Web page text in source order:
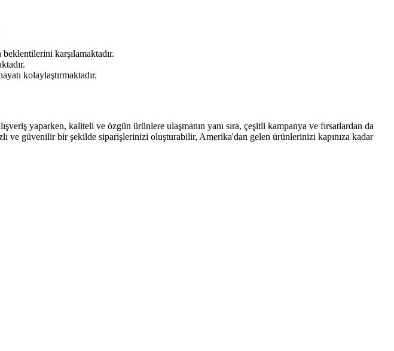
karşılamaktadır.
kolaylaştırmaktadır.
yaparken, kaliteli ve özgün ürünlere ulaşmanın yanı sıra, çeşitli kampanya ve fırsatlardan da
güvenilir bir şekilde siparişlerinizi oluşturabilir, Amerika'dan gelen ürünlerinizi kapınıza kadar